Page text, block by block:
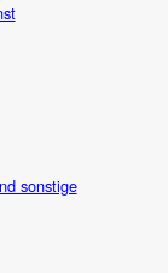
sonstige